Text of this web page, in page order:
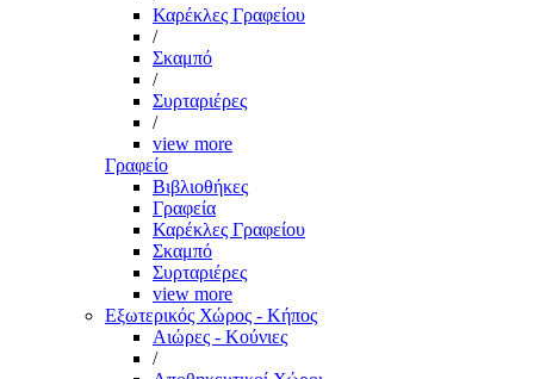
Καρέκλες Γραφείου
/
Σκαμπό
/
Συρταριέρες
/
view more
Γραφείο
Βιβλιοθήκες
Γραφεία
Καρέκλες Γραφείου
Σκαμπό
Συρταριέρες
view more
Εξωτερικός Χώρος - Κήπος
Αιώρες - Κούνιες
/